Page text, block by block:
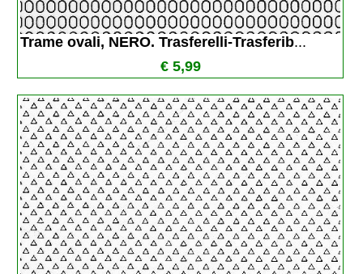
Trame ovali, NERO. Trasferelli-Trasferib...
€ 5,99